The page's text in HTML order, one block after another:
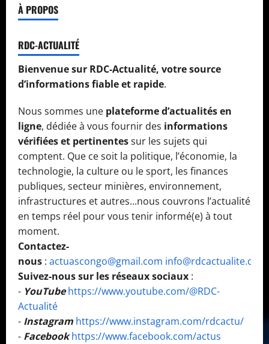
À PROPOS
RDC-ACTUALITÉ
Bienvenue sur RDC-Actualité, votre source
d’informations fiable et rapide.
Nous sommes une plateforme d’actualités en
ligne, dédiée à vous fournir des informations
vérifiées et pertinentessur les sujets qui
comptent. Que ce soit la politique, l’économie, la
technologie, la culture ou le sport, les finances
publiques, secteur minières, environnement,
infrastructures et autres...nous couvrons l’actualité
en temps réel pour vous tenir informé(e) à tout
moment.
Contactez-
nous : actuascongo@gmail.com info@rdcactualite.com
Suivez-nous sur les réseaux sociaux :
- YouTube https://www.youtube.com/@RDC-
Actualité
- Instagram https://www.instagram.com/rdcactu/
- Facebook https://www.facebook.com/actus